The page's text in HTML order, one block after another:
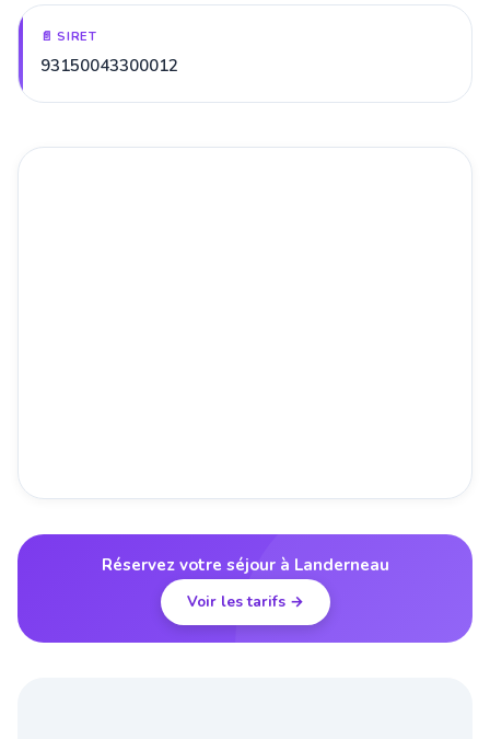
📄 SIRET
93150043300012
Réservez votre séjour à Landerneau
Voir les tarifs →